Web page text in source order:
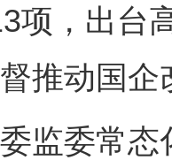
项，出台
推动国企
委常态